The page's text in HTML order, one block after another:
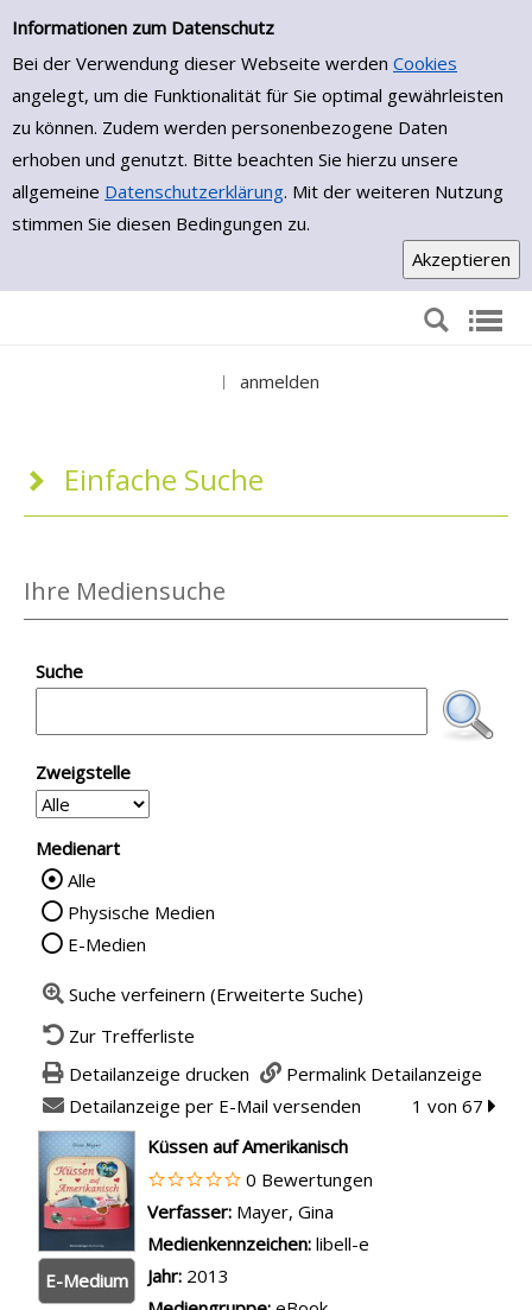
Einfache Suche
Informationen zum Datenschutz
Bei der Verwendung dieser Webseite werden Cookies
angelegt, um die Funktionalität für Sie optimal gewährleisten
zu können. Zudem werden personenbezogene Daten
erhoben und genutzt. Bitte beachten Sie hierzu unsere
allgemeine Datenschutzerklärung. Mit der weiteren Nutzung
stimmen Sie diesen Bedingungen zu.
Zur Detailanzeige springen
anmelden
Einfache Suche
Ihre Mediensuche
Suche
Zweigstelle
Medienart
Wählen Sie die Medienart nach der Sie
Alle
Physische Medien
E-Medien
Suche verfeinern (Erweiterte Suche)
Zur Trefferliste
Detailanzeige drucken
Permalink Detailanzeige
Detailanzeige per E-Mail versenden
1 von 67 zum
wird in neuem Tab geöffnet
E-Medium
Küssen auf Amerikanisch
0 Bewertungen
Verfasser: Suche nach diesem Verfasser
Mayer, Gina
Medienkennzeichen: libell-e
Jahr: 2013